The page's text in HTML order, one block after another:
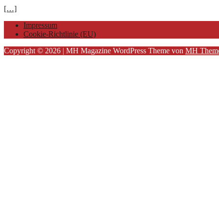
[…]
Impressum
Cookie-Richtlinie (EU)
Copyright © 2026 | MH Magazine WordPress Theme von MH